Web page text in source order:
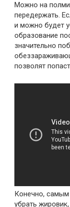
Можно на
передержать.
и можно будет
образование
значительно
позволят
Конечно,
убрать